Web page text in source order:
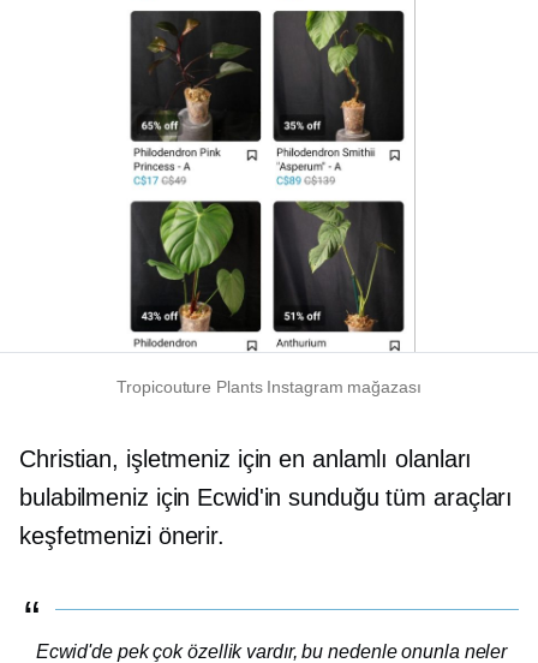
Tropicouture Plants Instagram mağazası
Christian, işletmeniz için en anlamlı olanları
bulabilmeniz için Ecwid'in sunduğu tüm araçları
keşfetmenizi önerir.
Ecwid'de pek çok özellik vardır, bu nedenle onunla neler